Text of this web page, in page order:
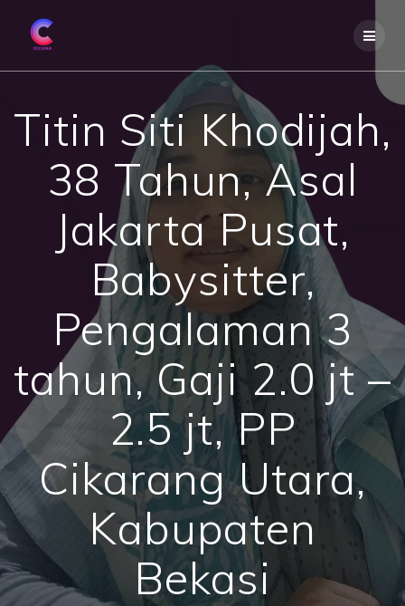
Titin Siti Khodijah,
38 Tahun, Asal
Jakarta Pusat,
Babysitter,
Pengalaman 3
tahun, Gaji 2.0 jt –
2.5 jt, PP
Cikarang Utara,
Kabupaten
Bekasi